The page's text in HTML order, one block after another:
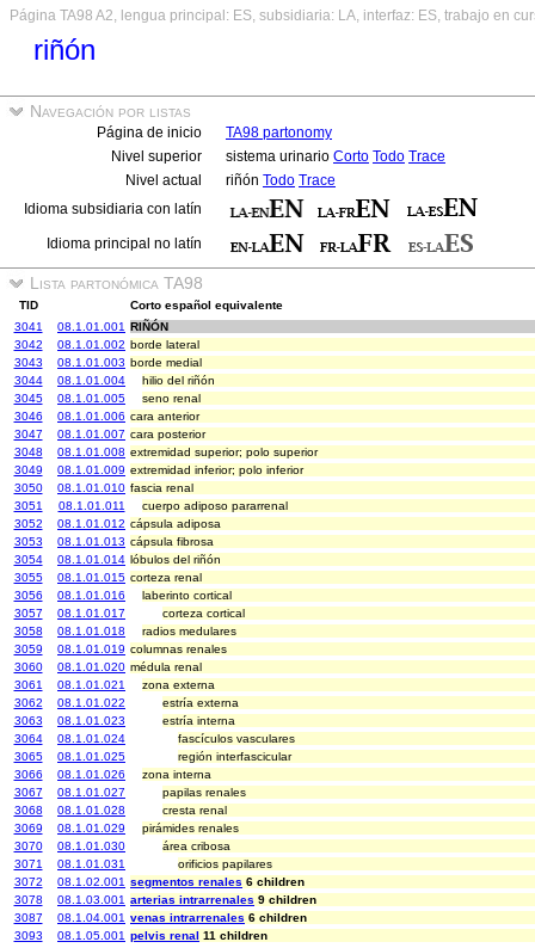
Página TA98 A2, lengua principal: ES, subsidiaria: LA, interfaz: ES, trabajo en
riñón
Navegación por listas
Página de inicio
TA98 partonomy
Nivel superior
sistema urinario Corto Todo Trace
Nivel actual
riñón Todo Trace
Idioma subsidiaria con latín
Idioma principal no latín
Lista partonómica TA98
TID
Corto español equivalente
3041
08.1.01.001 RIÑÓN
3042
08.1.01.002 borde lateral
3043
08.1.01.003 borde medial
3044
08.1.01.004
hilio del riñón
3045
08.1.01.005
seno renal
3046
08.1.01.006 cara anterior
3047
08.1.01.007 cara posterior
3048
08.1.01.008 extremidad superior; polo superior
3049
08.1.01.009 extremidad inferior; polo inferior
3050
08.1.01.010 fascia renal
3051
08.1.01.011
cuerpo adiposo pararrenal
3052
08.1.01.012 cápsula adiposa
3053
08.1.01.013 cápsula fibrosa
3054
08.1.01.014 lóbulos del riñón
3055
08.1.01.015 corteza renal
3056
08.1.01.016
laberinto cortical
3057
08.1.01.017
corteza cortical
3058
08.1.01.018
radios medulares
3059
08.1.01.019 columnas renales
3060
08.1.01.020 médula renal
3061
08.1.01.021
zona externa
3062
08.1.01.022
estría externa
3063
08.1.01.023
estría interna
3064
08.1.01.024
fascículos vasculares
3065
08.1.01.025
región interfascicular
3066
08.1.01.026
zona interna
3067
08.1.01.027
papilas renales
3068
08.1.01.028
cresta renal
3069
08.1.01.029
pirámides renales
3070
08.1.01.030
área cribosa
3071
08.1.01.031
orificios papilares
3072
08.1.02.001 segmentos renales 6 children
3078
08.1.03.001 arterias intrarrenales 9 children
3087
08.1.04.001 venas intrarrenales 6 children
3093
08.1.05.001 pelvis renal 11 children